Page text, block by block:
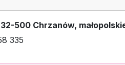
500 Chrzanów,
335